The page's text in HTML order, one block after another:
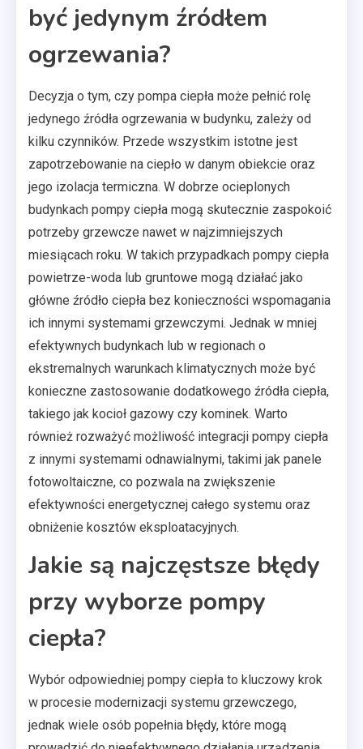
być jedynym źródłem
ogrzewania?
Decyzja o tym, czy pompa ciepła może pełnić rolę
jedynego źródła ogrzewania w budynku, zależy od
kilku czynników. Przede wszystkim istotne jest
zapotrzebowanie na ciepło w danym obiekcie oraz
jego izolacja termiczna. W dobrze ocieplonych
budynkach pompy ciepła mogą skutecznie zaspokoić
potrzeby grzewcze nawet w najzimniejszych
miesiącach roku. W takich przypadkach pompy ciepła
powietrze-woda lub gruntowe mogą działać jako
główne źródło ciepła bez konieczności wspomagania
ich innymi systemami grzewczymi. Jednak w mniej
efektywnych budynkach lub w regionach o
ekstremalnych warunkach klimatycznych może być
konieczne zastosowanie dodatkowego źródła ciepła,
takiego jak kocioł gazowy czy kominek. Warto
również rozważyć możliwość integracji pompy ciepła
z innymi systemami odnawialnymi, takimi jak panele
fotowoltaiczne, co pozwala na zwiększenie
efektywności energetycznej całego systemu oraz
obniżenie kosztów eksploatacyjnych.
Jakie są najczęstsze błędy
przy wyborze pompy
ciepła?
Wybór odpowiedniej pompy ciepła to kluczowy krok
w procesie modernizacji systemu grzewczego,
jednak wiele osób popełnia błędy, które mogą